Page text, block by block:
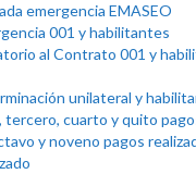
emergencia EMASEO
001 y habilitantes
al Contrato 001 y
unilateral y
tercero, cuarto y quito
y noveno pagos